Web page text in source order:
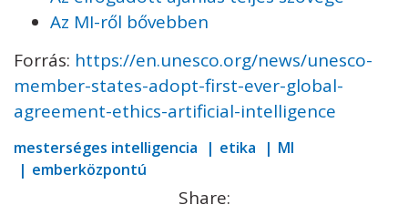
Az MI-ről bővebben
Forrás: https://en.unesco.org/news/unesco-
member-states-adopt-first-ever-global-
agreement-ethics-artificial-intelligence
mesterséges intelligencia etika
MI
emberközpontú
Share: